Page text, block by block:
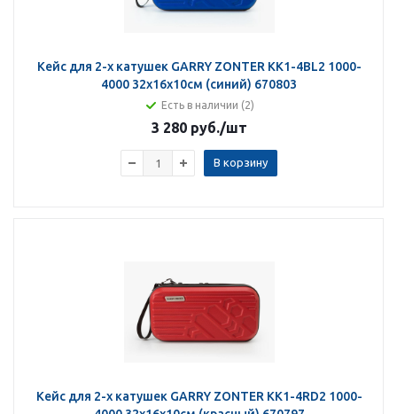
Кейс для 2-х катушек GARRY ZONTER KK1-4BL2 1000-
4000 32х16х10см (синий) 670803
Есть в наличии (2)
3 280 руб./шт
В корзину
Кейс для 2-х катушек GARRY ZONTER KK1-4RD2 1000-